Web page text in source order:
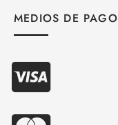
MEDIOS DE PAGO